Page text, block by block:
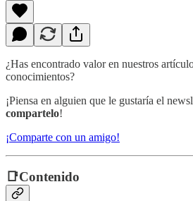
¿Has encontrado valor en nuestros
conocimientos?
¡Piensa en alguien que le gustaría el
compartelo!
¡Comparte con un amigo!
📑Contenido